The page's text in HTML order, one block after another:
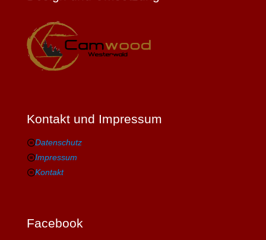
Kontakt und Impressum
Datenschutz
Impressum
Kontakt
Facebook